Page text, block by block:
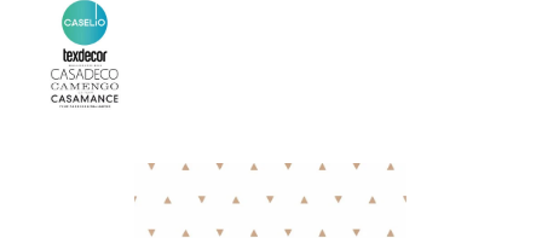
Bildergalerie überspringen